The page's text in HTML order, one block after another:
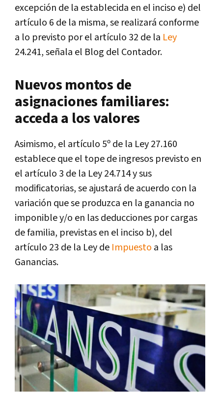
excepción de la establecida en el inciso e) del
artículo 6 de la misma, se realizará conforme
a lo previsto por el artículo 32 de la Ley
24.241, señala el Blog del Contador.
Nuevos montos de
asignaciones familiares:
acceda a los valores
Asimismo, el artículo 5º de la Ley 27.160
establece que el tope de ingresos previsto en
el artículo 3 de la Ley 24.714 y sus
modificatorias, se ajustará de acuerdo con la
variación que se produzca en la ganancia no
imponible y/o en las deducciones por cargas
de familia, previstas en el inciso b), del
artículo 23 de la Ley de Impuesto a las
Ganancias.